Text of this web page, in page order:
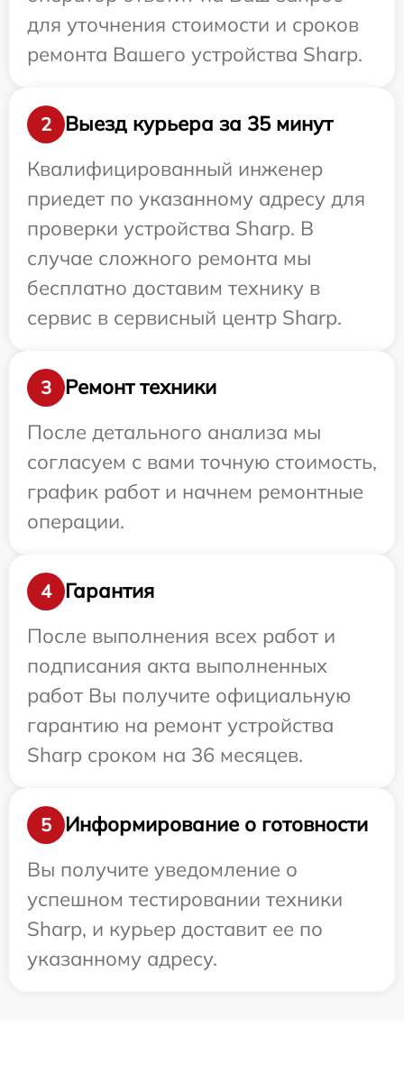
для уточнения стоимости и сроков
ремонта Вашего устройства Sharp.
2
Выезд курьера за 35 минут
Квалифицированный инженер
приедет по указанному адресу для
проверки устройства Sharp. В
случае сложного ремонта мы
бесплатно доставим технику в
сервис в сервисный центр Sharp.
3
Ремонт техники
После детального анализа мы
согласуем с вами точную стоимость,
график работ и начнем ремонтные
операции.
4
Гарантия
После выполнения всех работ и
подписания акта выполненных
работ Вы получите официальную
гарантию на ремонт устройства
Sharp сроком на 36 месяцев.
5
Информирование о готовности
Вы получите уведомление о
успешном тестировании техники
Sharp, и курьер доставит ее по
указанному адресу.